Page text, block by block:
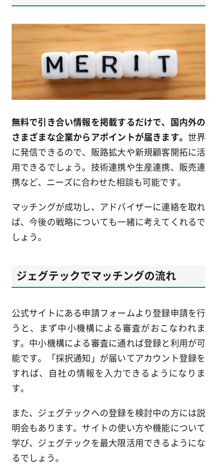
無料で引き合い情報を掲載するだけで、国内外の
さまざまな企業からアポイントが届きます。 世界
に発信できるので、販路拡大や新規顧客開拓に活
用できるでしょう。技術連携や生産連携、販売連
携など、ニーズに合わせた相談も可能です。
マッチングが成功し、アドバイザーに連絡を取れ
ば、今後の戦略についても一緒に考えてくれるで
しょう。
ジェグテックでマッチングの流れ
公式サイトにある申請フォームより登録申請を行
うと、まず中小機構による審査がおこなわれま
す。中小機構による審査に通れば登録と利用が可
能です。「採択通知」が届いてアカウント登録を
すれば、自社の情報を入力できるようになりま
す。
また、ジェグテックへの登録を検討中の方には説
明会もあります。サイトの使い方や機能について
学び、ジェグテックを最大限活用できるようにな
るでしょう。